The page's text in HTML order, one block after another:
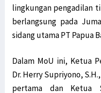
lingkungan pengadilan
berlangsung pada
sidang utama PT Papua
Dalam MoU ini, Ketua
Dr. Herry Supriyono,
pertama dan Ketua